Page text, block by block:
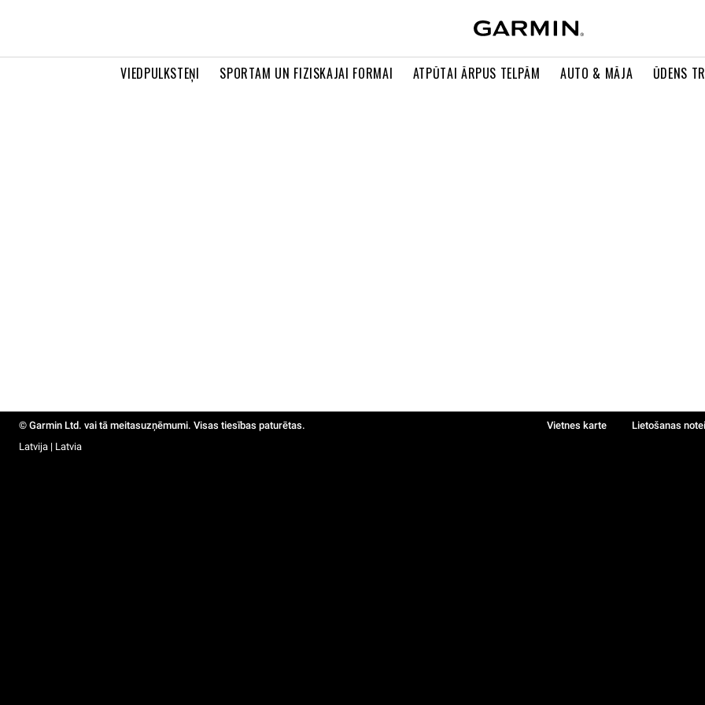
VIEDPULKSTEŅI SPORTAM UN FIZISKAJAI FORMAI ATPŪTAI ĀRPUS TELPĀM AUTO & MĀJA ŪDENS
© Garmin Ltd. vai tā meitasuzņēmumi. Visas tiesības paturētas. Vietnes karte Lietošanas
Latvija | Latvia